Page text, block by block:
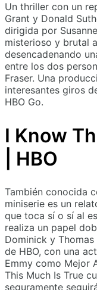
Un thriller con un
Grant y Donald
dirigida por
misterioso y brutal
desencadenando
entre los dos
Fraser. Una
interesantes giros
HBO Go.
I Know
| HBO
También conocida
miniserie es un
que toca sí o sí al
realiza un papel
Dominick y
de HBO, con una
Emmy como Mejor
This Much Is True
seguramente